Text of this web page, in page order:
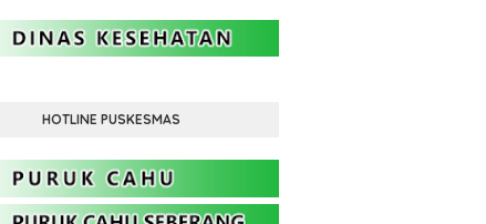
HOTLINE PUSKESMAS